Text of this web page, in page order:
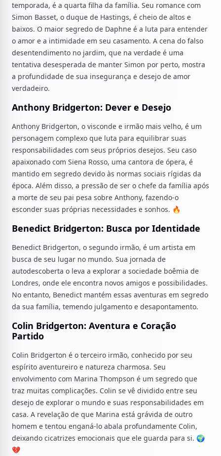
temporada, é a quarta filha da família. Seu romance com
Simon Basset, o duque de Hastings, é cheio de altos e
baixos. O maior segredo de Daphne é a luta para entender
o amor e a intimidade em seu casamento. A cena do falso
desentendimento no jardim, que na verdade é uma
tentativa desesperada de manter Simon por perto, mostra
a profundidade de sua insegurança e desejo de amor
verdadeiro.
Anthony Bridgerton: Dever e Desejo
Anthony Bridgerton, o visconde e irmão mais velho, é um
personagem complexo que luta para equilibrar suas
responsabilidades com seus próprios desejos. Seu caso
apaixonado com Siena Rosso, uma cantora de ópera, é
mantido em segredo devido às normas sociais rígidas da
época. Além disso, a pressão de ser o chefe da família após
a morte de seu pai pesa sobre Anthony, fazendo-o
esconder suas próprias necessidades e sonhos. 🔥
Benedict Bridgerton: Busca por Identidade
Benedict Bridgerton, o segundo irmão, é um artista em
busca de seu lugar no mundo. Sua jornada de
autodescoberta o leva a explorar a sociedade boêmia de
Londres, onde ele encontra novos amigos e possibilidades.
No entanto, Benedict mantém essas aventuras em segredo
da sua família, temendo julgamento e desapontamento.
Colin Bridgerton: Aventura e Coração
Partido
Colin Bridgerton é o terceiro irmão, conhecido por seu
espírito aventureiro e natureza charmosa. Seu
envolvimento com Marina Thompson é um segredo que
traz muitas complicações. Colin se vê dividido entre seu
desejo de explorar o mundo e suas responsabilidades em
casa. A revelação de que Marina está grávida de outro
homem e tentou enganá-lo abala profundamente Colin,
deixando cicatrizes emocionais que ele guarda para si. 🌍
💔